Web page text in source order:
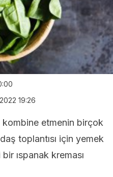
19:26
etmenin birçok
toplantısı için yemek
ıspanak kreması